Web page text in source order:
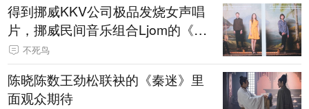
得到挪威KKV公司极品发烧女声唱
片，挪威民间音乐组合Ljom的《set
erkauk山地牧歌》
不死鸟
陈晓陈数王劲松联袂的《秦迷》里
面观众期待